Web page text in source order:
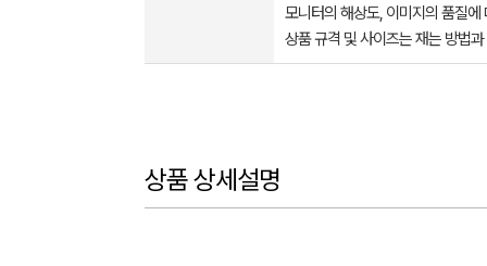
모니터의 해상도, 이미지의 품질
상품 규격 및 사이즈는 재는 방법
상품 상세설명